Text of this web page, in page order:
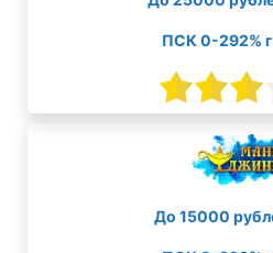
ПСК 0-292%
До 15000